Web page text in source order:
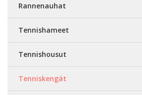
Rannenauhat
Tennishameet
Tennishousut
Tenniskengät